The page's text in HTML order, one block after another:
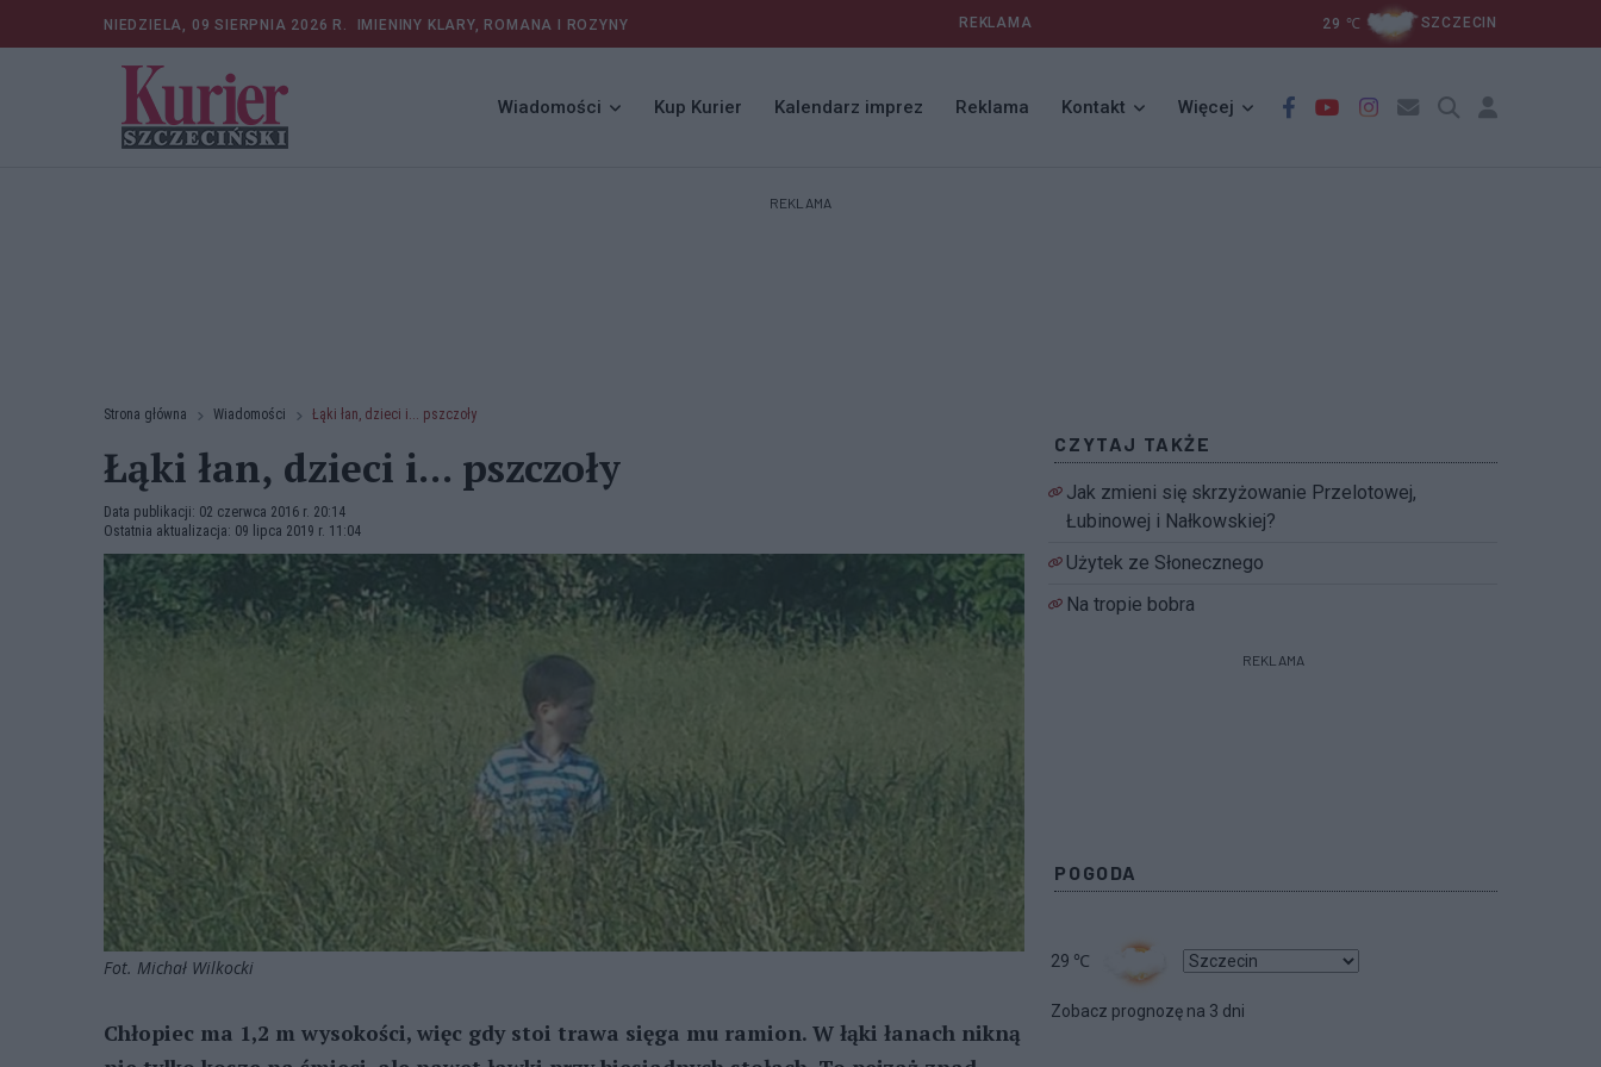
NIEDZIELA, 09 SIERPNIA 2026 R. IMIENINY KLARY, ROMANA I ROZYNY REKLAMA 29 ℃ SZCZECIN
Wiadomości Kup Kurier Kalendarz imprez Reklama Kontakt Więcej
REKLAMA
Strona główna Wiadomości Łąki łan, dzieci i... pszczoły
Łąki łan, dzieci i... pszczoły
Data publikacji: 02 czerwca 2016 r. 20:14
Ostatnia aktualizacja: 09 lipca 2019 r. 11:04
Fot. Michał Wilkocki
Chłopiec ma 1,2 m wysokości, więc gdy stoi trawa sięga mu ramion. W łąki łanach nikną
CZYTAJ TAKŻE
Jak zmieni się skrzyżowanie Przelotowej,
Łubinowej i Nałkowskiej?
Użytek ze Słonecznego
Na tropie bobra
REKLAMA
POGODA
29 ℃
Zobacz prognozę na 3 dni